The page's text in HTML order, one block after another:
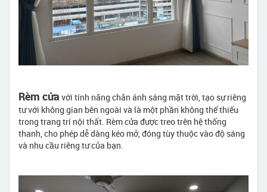
Rèm cửa với tính năng chắn ánh sáng mặt trời, tạo sự riêng
tư với không gian bên ngoài và là một phần không thể thiếu
trong trang trí nội thất. Rèm cửa được treo trên hệ thống
thanh, cho phép dễ dàng kéo mở, đóng tùy thuộc vào độ sáng
và nhu cầu riêng tư của bạn.